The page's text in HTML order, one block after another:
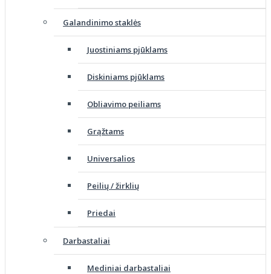
Galandinimo staklės
Juostiniams pjūklams
Diskiniams pjūklams
Obliavimo peiliams
Grąžtams
Universalios
Peilių / žirklių
Priedai
Darbastaliai
Mediniai darbastaliai